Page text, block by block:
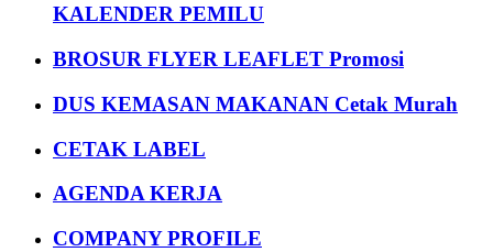
KALENDER PEMILU
BROSUR FLYER LEAFLET Promosi
DUS KEMASAN MAKANAN Cetak Murah
CETAK LABEL
AGENDA KERJA
COMPANY PROFILE